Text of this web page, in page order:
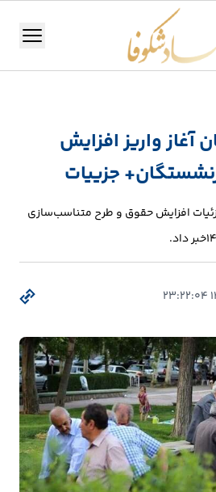
جستجو
منو
آغاز واریز افزایش
جزییات
افزایش حقوق و طرح متناسب‌سازی